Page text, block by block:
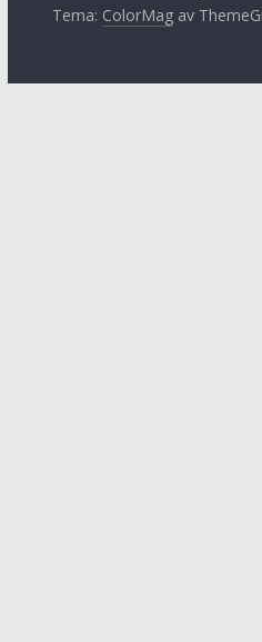
Tema: ColorMag av